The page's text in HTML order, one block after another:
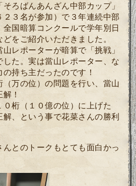
「そろばんあんざん中部カップ」
２３名が参加）で ３年連続中部
全国暗算コンクールで学年別日
をご紹介いただきました。
レポーターが暗算で「挑戦」
した。実は當山レポーター、な
持ち主だったのです！
（万の位）の問題を行い、當山
！
桁（１０億の位）に上げた
、という事で花菜さんの勝利
とのトークもとても面白かっ